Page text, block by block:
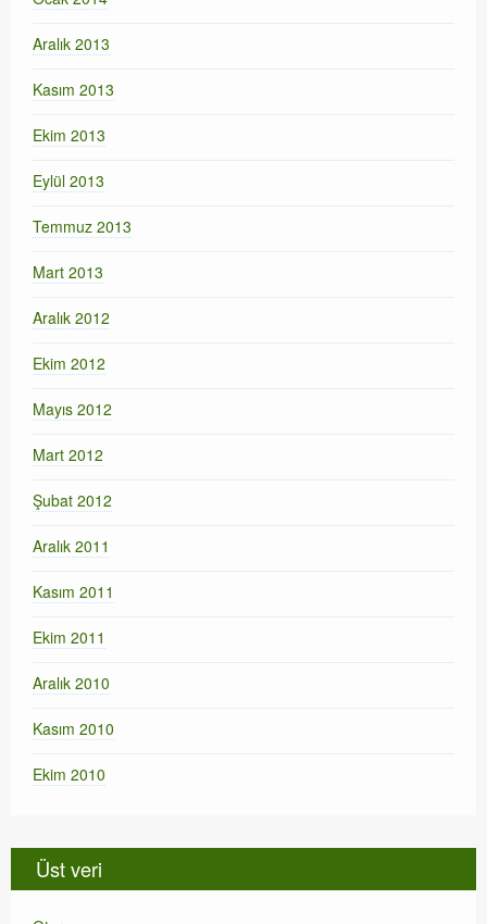
Aralık 2013
Kasım 2013
Ekim 2013
Eylül 2013
Temmuz 2013
Mart 2013
Aralık 2012
Ekim 2012
Mayıs 2012
Mart 2012
Şubat 2012
Aralık 2011
Kasım 2011
Ekim 2011
Aralık 2010
Kasım 2010
Ekim 2010
Üst veri